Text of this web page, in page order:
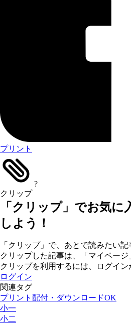
プリント
クリップ
?
「クリップ」でお気に
しよう！
「クリップ」で、あとで読みたい記
クリップした記事は、「マイページ
クリップを利用するには、ログイン
ログイン
関連タグ
プリント配付・ダウンロードOK
小一
小二